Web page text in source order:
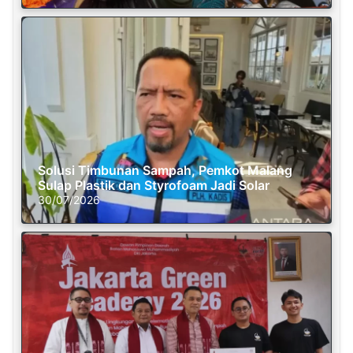
Solusi Timbunan Sampah, Pemkot Malang
Sulap Plastik dan Styrofoam Jadi Solar
30/07/2026